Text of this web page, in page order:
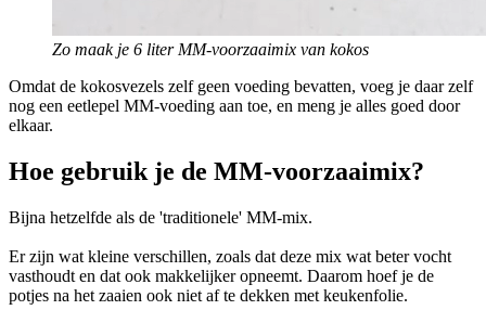
Zo maak je 6 liter MM-voorzaaimix van kokos
Omdat de kokosvezels zelf geen voeding bevatten, voeg je daar zelf
nog een eetlepel MM-voeding aan toe, en meng je alles goed door
elkaar.
Hoe gebruik je de MM-voorzaaimix?
Bijna hetzelfde als de 'traditionele' MM-mix.
Er zijn wat kleine verschillen, zoals dat deze mix wat beter vocht
vasthoudt en dat ook makkelijker opneemt. Daarom hoef je de
potjes na het zaaien ook niet af te dekken met keukenfolie.